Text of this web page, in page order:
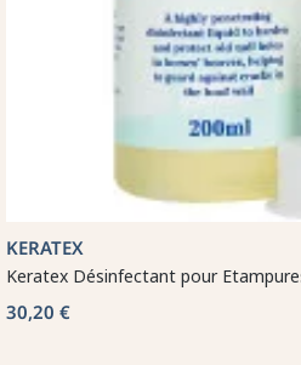
KERATEX
Keratex Désinfectant pour
30,20 €